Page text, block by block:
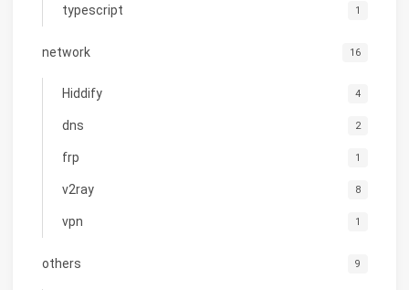
typescript 1
network 16
Hiddify 4
dns 2
frp 1
v2ray 8
vpn 1
others 9